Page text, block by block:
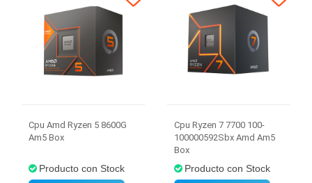
Cpu Amd Ryzen 5 8600G
Am5 Box
Producto con Stock
Cpu Ryzen 7 7700 100-
100000592Sbx Amd Am5
Box
Producto con Stock